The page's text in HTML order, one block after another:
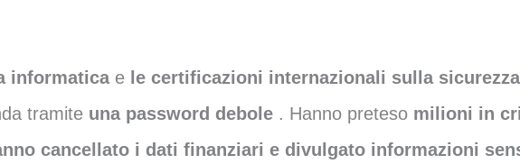
informatica e le certificazioni internazionali sulla
tramite una password debole . Hanno preteso milioni in
cancellato i dati finanziari e divulgato informazioni